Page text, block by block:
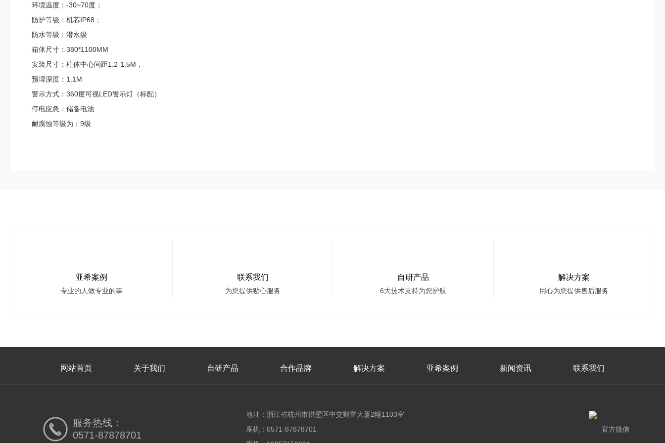
环境温度：-30~70度；
防护等级：机芯IP68；
防水等级：潜水级
箱体尺寸：380*1100MM
安装尺寸：柱体中心间距1.2-1.5M，
预埋深度：1.1M
警示方式：360度可视LED警示灯（标配）
停电应急：储备电池
耐腐蚀等级为：9级
亚希案例
专业的人做专业的事
联系我们
为您提供贴心服务
自研产品
6大技术支持为您护航
解决方案
用心为您提供售后服务
网站首页 关于我们 自研产品 合作品牌 解决方案 亚希案例 新闻资讯 联系我们
服务热线：
0571-87878701
地址：浙江省杭州市拱墅区中交财富大厦2幢1103室
座机：0571-87878701
官方微信